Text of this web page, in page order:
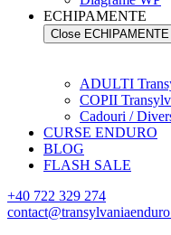
ECHIPAMENTE
Close ECHIPAMENTE
ADULTI
COPII
Cadouri /
CURSE ENDURO
BLOG
FLASH SALE
+40 722 329 274